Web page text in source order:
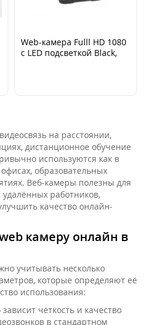
Web-камера Fulll HD 1080
с LED подсветкой Black,
на расстоянии,
дистанционное обучение
используются как в
образовательных
Веб-камеры полезны для
удалённых работников,
качество онлайн-
камеру онлайн в
учитывать несколько
которые определяют её
использования:
зависит чёткость и качество
в стандартном